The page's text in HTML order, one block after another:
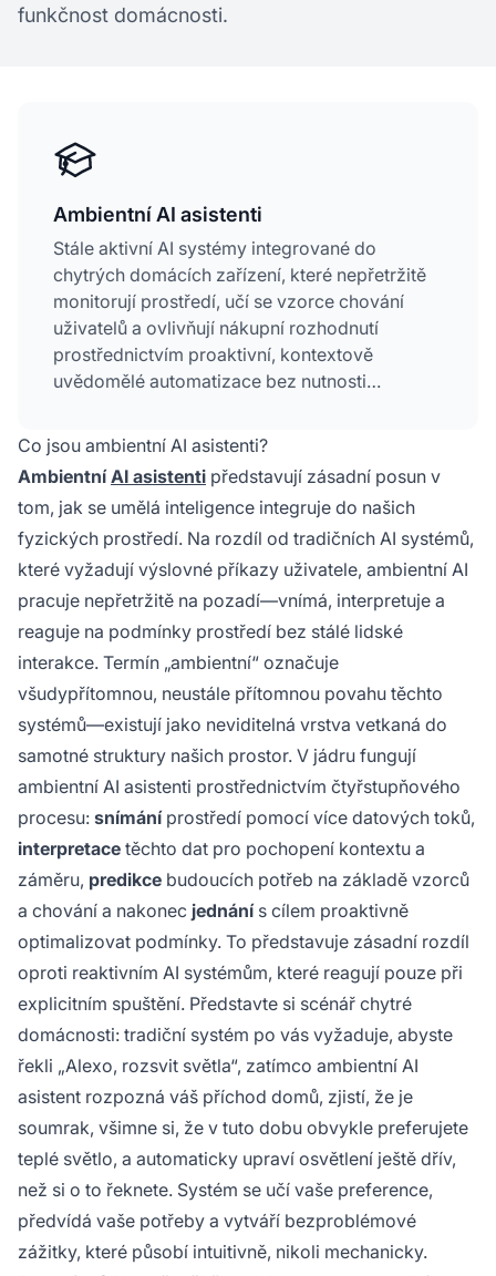
funkčnost domácnosti.
Ambientní AI asistenti
Stále aktivní AI systémy integrované do
chytrých domácích zařízení, které nepřetržitě
monitorují prostředí, učí se vzorce chování
uživatelů a ovlivňují nákupní rozhodnutí
prostřednictvím proaktivní, kontextově
uvědomělé automatizace bez nutnosti
vnímají, interpretují, předpovídají a jednají
bezpečnost, energetickou účinnost a celkovou
funkčnost domácnosti.
Co jsou ambientní AI asistenti?
AmbientníAI asistenti představují zásadní posun v
tom, jak se umělá inteligence integruje do našich
fyzických prostředí. Na rozdíl od tradičních AI systémů,
které vyžadují výslovné příkazy uživatele, ambientní AI
pracuje nepřetržitě na pozadí—vnímá, interpretuje a
reaguje na podmínky prostředí bez stálé lidské
interakce. Termín „ambientní“ označuje
všudypřítomnou, neustále přítomnou povahu těchto
systémů—existují jako neviditelná vrstva vetkaná do
samotné struktury našich prostor. V jádru fungují
ambientní AI asistenti prostřednictvím čtyřstupňového
procesu: snímáníprostředí pomocí více datových toků,
interpretace těchto dat pro pochopení kontextu a
záměru, predikce budoucích potřeb na základě vzorců
a chování a nakonec jednánís cílem proaktivně
optimalizovat podmínky. To představuje zásadní rozdíl
oproti reaktivním AI systémům, které reagují pouze při
explicitním spuštění. Představte si scénář chytré
domácnosti: tradiční systém po vás vyžaduje, abyste
řekli „Alexo, rozsvit světla“, zatímco ambientní AI
asistent rozpozná váš příchod domů, zjistí, že je
soumrak, všimne si, že v tuto dobu obvykle preferujete
teplé světlo, a automaticky upraví osvětlení ještě dřív,
než si o to řeknete. Systém se učí vaše preference,
předvídá vaše potřeby a vytváří bezproblémové
zážitky, které působí intuitivně, nikoli mechanicky.